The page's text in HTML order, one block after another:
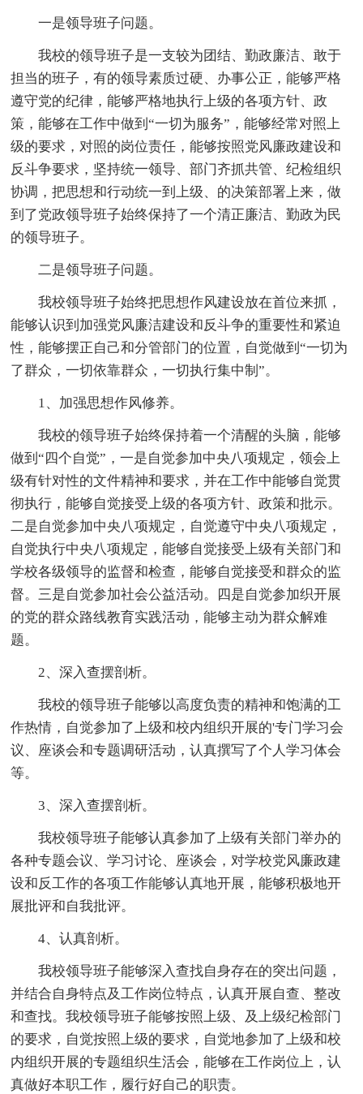
一是领导班子问题。
我校的领导班子是一支较为团结、勤政廉洁、敢于
担当的班子，有的领导素质过硬、办事公正，能够严格
遵守党的纪律，能够严格地执行上级的各项方针、政
策，能够在工作中做到“一切为服务”，能够经常对照上
级的要求，对照的岗位责任，能够按照党风廉政建设和
反斗争要求，坚持统一领导、部门齐抓共管、纪检组织
协调，把思想和行动统一到上级、的决策部署上来，做
到了党政领导班子始终保持了一个清正廉洁、勤政为民
的领导班子。
二是领导班子问题。
我校领导班子始终把思想作风建设放在首位来抓，
能够认识到加强党风廉洁建设和反斗争的重要性和紧迫
性，能够摆正自己和分管部门的位置，自觉做到“一切为
了群众，一切依靠群众，一切执行集中制”。
1、加强思想作风修养。
我校的领导班子始终保持着一个清醒的头脑，能够
做到“四个自觉”，一是自觉参加中央八项规定，领会上
级有针对性的文件精神和要求，并在工作中能够自觉贯
彻执行，能够自觉接受上级的各项方针、政策和批示。
二是自觉参加中央八项规定，自觉遵守中央八项规定，
自觉执行中央八项规定，能够自觉接受上级有关部门和
学校各级领导的监督和检查，能够自觉接受和群众的监
督。三是自觉参加社会公益活动。四是自觉参加织开展
的党的群众路线教育实践活动，能够主动为群众解难
题。
2、深入查摆剖析。
我校的领导班子能够以高度负责的精神和饱满的工
作热情，自觉参加了上级和校内组织开展的'专门学习会
议、座谈会和专题调研活动，认真撰写了个人学习体会
等。
3、深入查摆剖析。
我校领导班子能够认真参加了上级有关部门举办的
各种专题会议、学习讨论、座谈会，对学校党风廉政建
设和反工作的各项工作能够认真地开展，能够积极地开
展批评和自我批评。
4、认真剖析。
我校领导班子能够深入查找自身存在的突出问题，
并结合自身特点及工作岗位特点，认真开展自查、整改
和查找。我校领导班子能够按照上级、及上级纪检部门
的要求，自觉按照上级的要求，自觉地参加了上级和校
内组织开展的专题组织生活会，能够在工作岗位上，认
真做好本职工作，履行好自己的职责。